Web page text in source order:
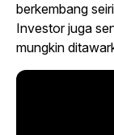
berkembang
Investor juga
mungkin